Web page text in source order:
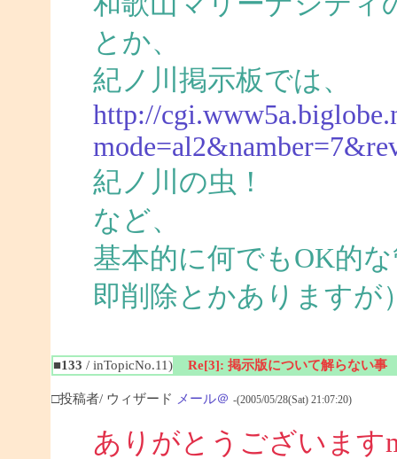
とか、
紀ノ川掲示板では、
http://
紀ノ川の虫！
など、
基本的に何でもOK的
即削除とかありますが
■133 / inTopicNo.11) Re[3]: 掲示版について解らない事
□投稿者/ ウィザード メール＠ -(2005/05/28(Sat) 21:07:20)
ありがとうございます